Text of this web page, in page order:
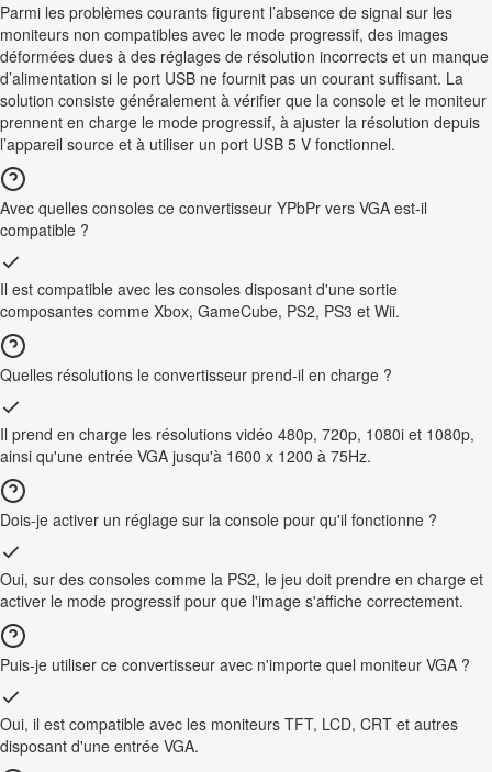
Parmi les problèmes courants figurent l’absence de signal sur les
moniteurs non compatibles avec le mode progressif, des images
déformées dues à des réglages de résolution incorrects et un manque
d’alimentation si le port USB ne fournit pas un courant suffisant. La
solution consiste généralement à vérifier que la console et le moniteur
prennent en charge le mode progressif, à ajuster la résolution depuis
l’appareil source et à utiliser un port USB 5 V fonctionnel.
Avec quelles consoles ce convertisseur YPbPr vers VGA est-il
compatible ?
Il est compatible avec les consoles disposant d'une sortie
composantes comme Xbox, GameCube, PS2, PS3 et Wii.
Quelles résolutions le convertisseur prend-il en charge ?
Il prend en charge les résolutions vidéo 480p, 720p, 1080i et 1080p,
ainsi qu'une entrée VGA jusqu'à 1600 x 1200 à 75Hz.
Dois-je activer un réglage sur la console pour qu'il fonctionne ?
Oui, sur des consoles comme la PS2, le jeu doit prendre en charge et
activer le mode progressif pour que l'image s'affiche correctement.
Puis-je utiliser ce convertisseur avec n'importe quel moniteur VGA ?
Oui, il est compatible avec les moniteurs TFT, LCD, CRT et autres
disposant d'une entrée VGA.